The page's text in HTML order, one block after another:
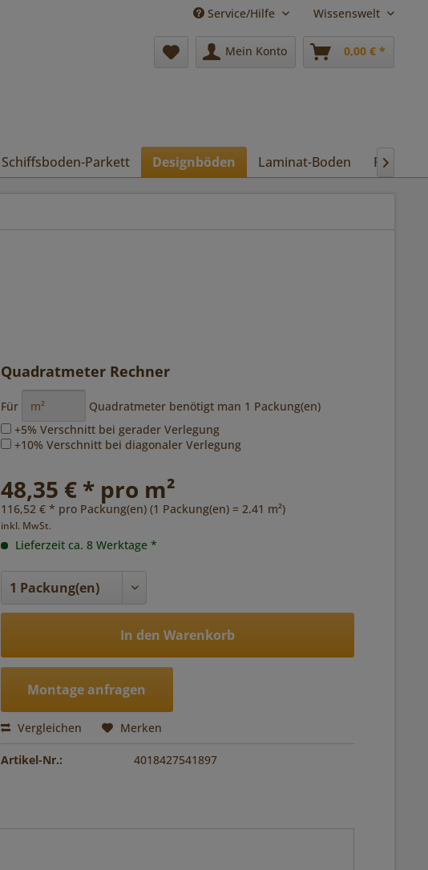
Service/Hilfe Wissenswelt
Mein Konto 0,00 € *
Schiffsboden-Parkett Designböden Laminat-Boden Pflege

Quadratmeter Rechner
Für Quadratmeter benötigt man 1 Packung(en)
+5% Verschnitt bei gerader Verlegung
+10% Verschnitt bei diagonaler Verlegung
48,35 € * pro m²
116,52 € * pro Packung(en) (1 Packung(en) = 2.41 m²)
inkl. MwSt.
Lieferzeit ca. 8 Werktage *
In den Warenkorb
Montage anfragen
Vergleichen Merken
Artikel-Nr.: 4018427541897